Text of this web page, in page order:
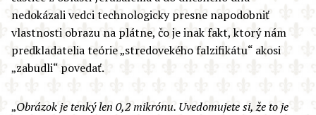
nedokázali vedci technologicky presne napodobniť
vlastnosti obrazu na plátne, čo je inak fakt, ktorý nám
predkladatelia teórie „stredovekého falzifikátu“ akosi
„zabudli“ povedať.
„Obrázok je tenký len 0,2 mikrónu. Uvedomujete si, že to je